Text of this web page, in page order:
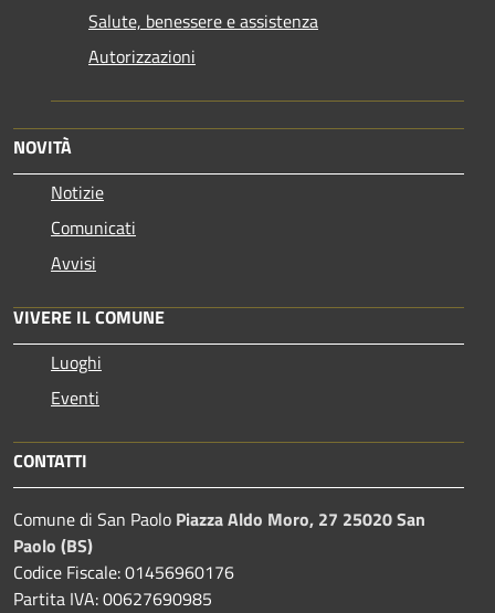
Salute, benessere e assistenza
Autorizzazioni
NOVITÀ
Notizie
Comunicati
Avvisi
VIVERE IL COMUNE
Luoghi
Eventi
CONTATTI
Comune di San Paolo Piazza Aldo Moro, 27 25020 San
Paolo (BS)
Codice Fiscale: 01456960176
Partita IVA: 00627690985